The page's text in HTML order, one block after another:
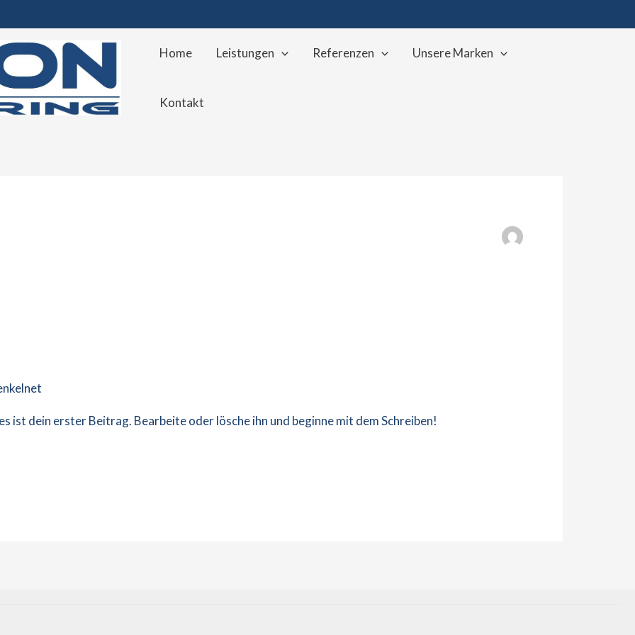
Home Leistungen Referenzen Unsere Marken
Kontakt
ist dein erster Beitrag. Bearbeite oder lösche ihn und beginne mit dem Schreiben!